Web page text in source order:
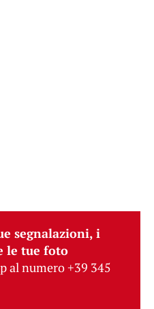
segnalazioni, i
le tue foto
al numero +39 345